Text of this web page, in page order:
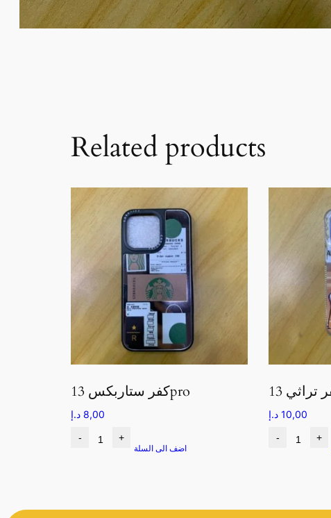
Related products
كفر ستاربكس 13pro
8,00 د.إ
- +
اضف الى السلة
10,00 د.إ
- +